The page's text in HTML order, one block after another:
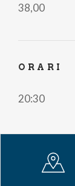
38,00
ORARI
20:30